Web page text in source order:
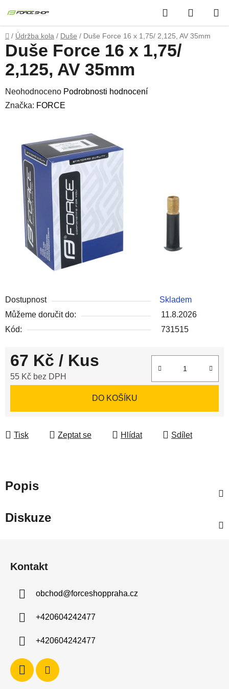
na
obsah
Hledat
KOŠÍK
Domů
/ Údržba kola / Duše / Duše Force 16 x 1,75/ 2,125, AV 35mm
Dostupnost
Skladem
Můžeme doručit do:
11.8.2026
Kód:
731515
67 Kč / Kus
55 Kč bez DPH
DO KOŠÍKU
Tisk Zeptat se Hlídat Sdílet
Duše Force 16 x 1,75/
2,125, AV 35mm
Průměrné
hodnocení
hvězdiček.
Neohodnoceno Podrobnosti hodnocení
Značka: FORCE
Popis
Diskuze
Kontakt
obchod@forceshoppraha.cz
+420604242477
+420604242477